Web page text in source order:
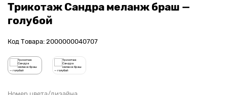
Трикотаж Сандра меланж браш —
голубой
Код Товара: 2000000040707